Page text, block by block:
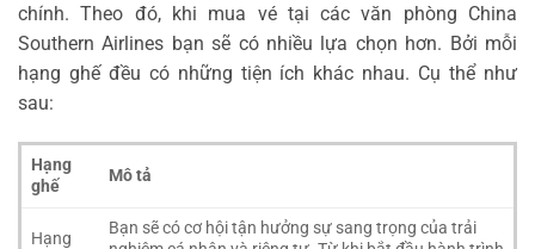
chính. Theo đó, khi mua vé tại các văn phòng China
Southern Airlines bạn sẽ có nhiều lựa chọn hơn. Bởi mỗi
hạng ghế đều có những tiện ích khác nhau. Cụ thể như
sau:
Hạng
ghế
Mô tả
Hạng
Bạn sẽ có cơ hội tận hưởng sự sang trọng của trải